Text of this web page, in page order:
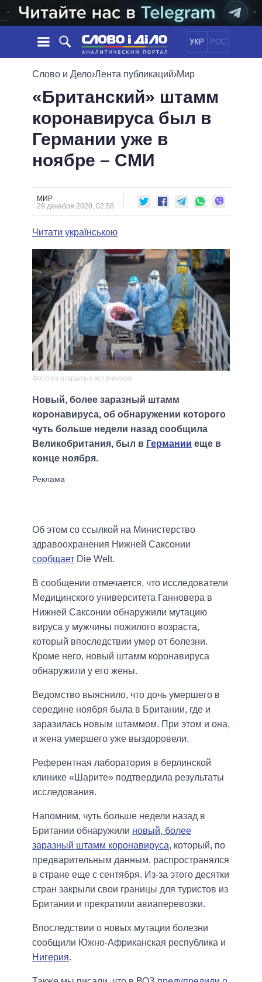
УКР РОС
НОВОСТИ
ЛЕНТА
СОБЫТИЯ
СТАТЬИ
МНЕНИЯ
ОБЗОРЫ
ДАЙДЖЕСТЫ
ПОЛИТИКА
ЭКОНОМИКА
ОБЩЕСТВО
ОБЕЩАНИЯ
ПОЛИТИКИ
ВСЕ ПОЛИТИКИ
ПРЕЗИДЕНТ И ОФИС
ВЕРХОВНАЯ РАДА
КАБИНЕТ МИНИСТРОВ
МЭРЫ
ВСЕ ПЕРСОНЫ
ИНФОГРАФИКА
ПОДДЕРЖАТЬ
СРАВНЕНИЕ ПОЛИТИКОВ
Слово и Дело›Лента публикаций›Мир
«Британский» штамм
коронавируса был в
Германии уже в
ноябре – СМИ
МИР
29 декабря 2020, 02:56
Читати українською
Фото из открытых источников
Новый, более заразный штамм
коронавируса, об обнаружении которого
чуть больше недели назад сообщила
Великобритания, был в Германии еще в
конце ноября.
Об этом со ссылкой на Министерство
здравоохранения Нижней Саксонии
сообщает Die Welt.
В сообщении отмечается, что исследователи
Медицинского университета Ганновера в
Нижней Саксонии обнаружили мутацию
вируса у мужчины пожилого возраста,
который впоследствии умер от болезни.
Кроме него, новый штамм коронавируса
обнаружили у его жены.
Ведомство выяснило, что дочь умершего в
середине ноября была в Британии, где и
заразилась новым штаммом. При этом и она,
и жена умершего уже выздоровели.
Референтная лаборатория в берлинской
клинике «Шарите» подтвердила результаты
исследования.
Напомним, чуть больше недели назад в
Британии обнаружили новый, более
заразный штамм коронавируса, который, по
предварительным данным, распространялся
в стране еще с сентября. Из-за этого десятки
стран закрыли свои границы для туристов из
Британии и прекратили авиаперевозки.
Впоследствии о новых мутации болезни
сообщили Южно-Африканская республика и
Нигерия.